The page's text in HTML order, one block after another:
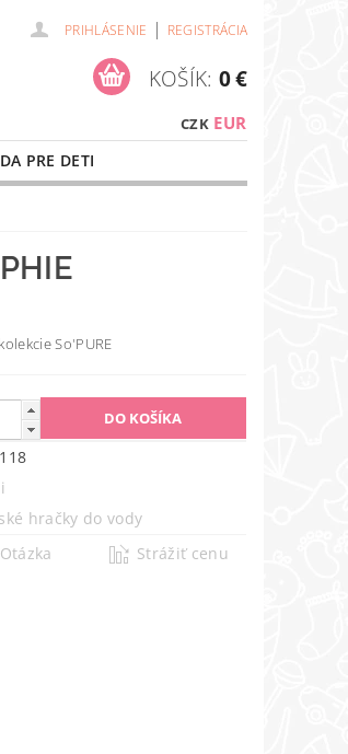
PRIHLÁSENIE | REGISTRÁCIA
CZK EUR
KOŠÍK: 0 €
PRE DETI
So'PURE
hračky do vody
Otázka Strážiť cenu